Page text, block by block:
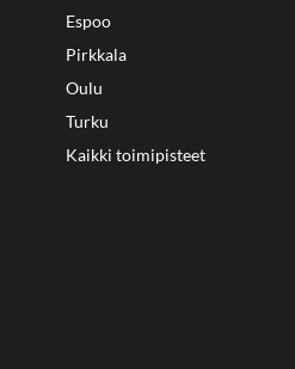
Espoo
Pirkkala
Oulu
Turku
Kaikki toimipisteet